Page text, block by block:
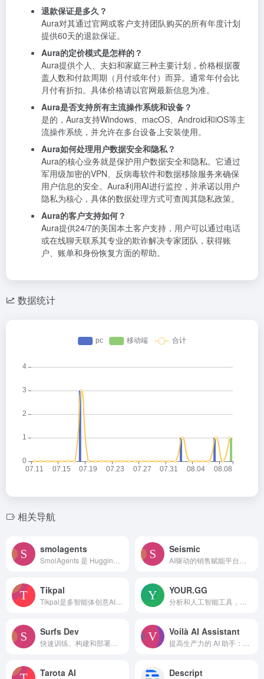
退款保证是多久？
Aura对其通过官网或客户支持团队购买的所有年度计划
提供60天的退款保证。
Aura的定价模式是怎样的？
Aura提供个人、夫妇和家庭三种主要计划，价格根据覆
盖人数和付款周期（月付或年付）而异。通常年付会比
月付有折扣。具体价格请以官网最新信息为准。
Aura是否支持所有主流操作系统和设备？
是的，Aura支持Windows、macOS、Android和iOS等主
流操作系统，并允许在多台设备上安装使用。
Aura如何处理用户数据安全和隐私？
Aura的核心业务就是保护用户数据安全和隐私。它通过
军用级加密的VPN、反病毒软件和数据移除服务来确保
用户信息的安全。Aura利用AI进行监控，并承诺以用户
隐私为核心，具体的数据处理方式可查阅其隐私政策。
Aura的客户支持如何？
Aura提供24/7的美国本土客户支持，用户可以通过电话
或在线聊天联系其专业的欺诈解决专家团队，获得账
户、账单和身份恢复方面的帮助。
数据统计
相关导航
smolagents Seismic
Tikpal YOUR.GG
Surfs Dev Voilà AI Assistant
Tarota AI Descript